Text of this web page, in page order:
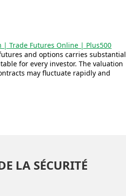
| Trade Futures Online | Plus500
and options carries substantial
for every investor. The valuation
may fluctuate rapidly and
LA SÉCURITÉ